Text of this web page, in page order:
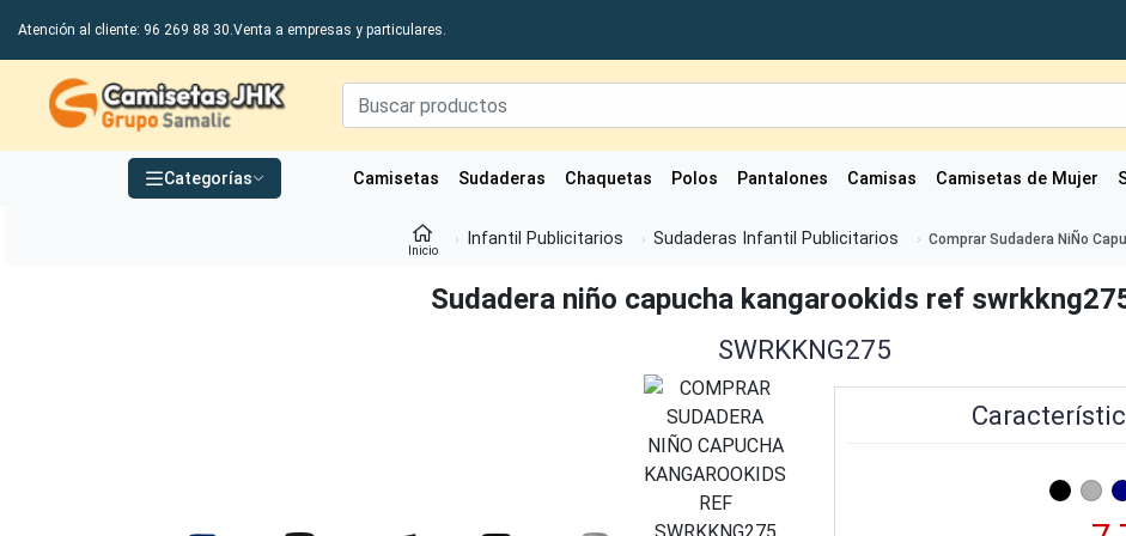
Atención al cliente: 96 269 88 30.Venta a empresas y particulares.
Grupo Samalic S.L
Categorías Camisetas Sudaderas Chaquetas Polos Pantalones Camisas Camisetas de Mujer
Inicio
Infantil Publicitarios Sudaderas Infantil Publicitarios Comprar Sudadera NiÑo
Sudadera niño capucha kangarookids ref
SWRKKNG275